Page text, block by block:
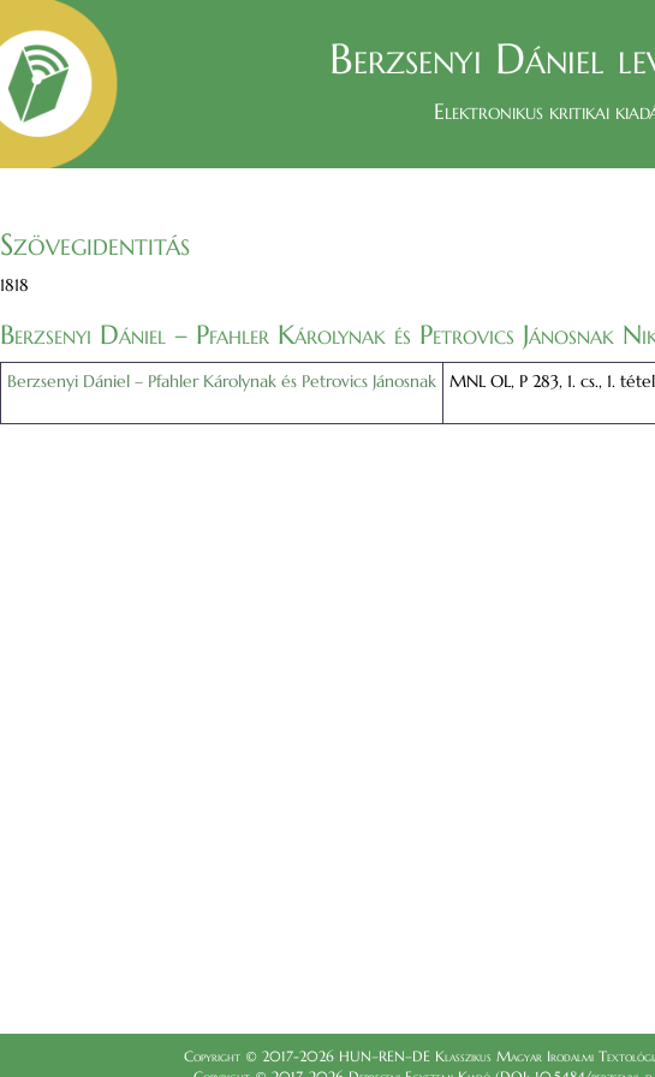
Berzsenyi Dániel
Elektronikus kritikai
Szövegidentitás
1818
Berzsenyi Dániel – Pfahler Károlynak és Petrovics Jánosnak
Berzsenyi Dániel – Pfahler Károlynak és Petrovics Jánosnak MNL OL, P 283, 1. cs., 1.
Copyright © 2017-2026 HUN–REN–DE Klasszikus Magyar Irodalmi